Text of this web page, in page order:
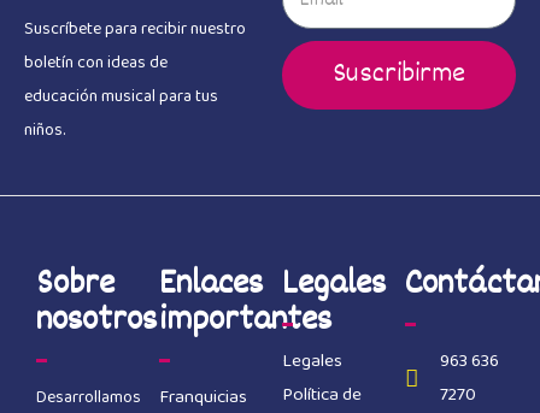
Suscríbete para recibir nuestro
boletín con ideas de
educación musical para tus
niños.
Suscribirme
Sobre
nosotros
Desarrollamos
Enlaces
importantes
Franquicias
Legales
Legales
Política de
963 636
7270